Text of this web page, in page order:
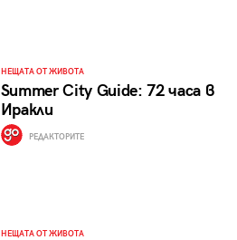
НЕЩАТА ОТ ЖИВОТА
Summer City Guide: 72 часа в
Иракли
РЕДАКТОРИТЕ
НЕЩАТА ОТ ЖИВОТА